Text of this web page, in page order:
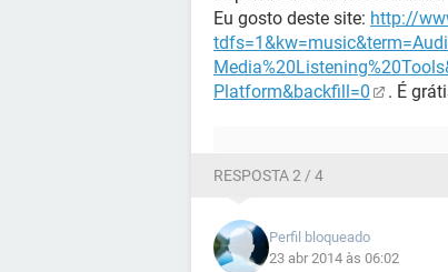
Eu gosto deste site: http://
Platform&backfill=0
. É
RESPOSTA 2 / 4
Perfil bloqueado
23 abr 2014 às 06:02